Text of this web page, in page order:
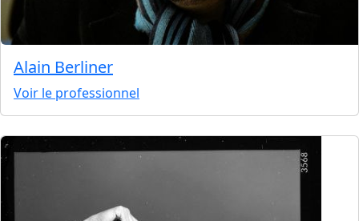
Alain Berliner
Voir le professionnel